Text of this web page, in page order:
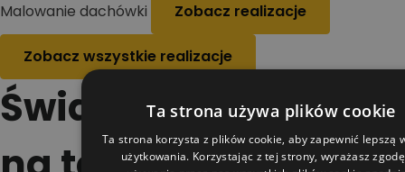
Malowanie dachówki Zobacz realizacje
Zobacz wszystkie realizacje
Świadczymy usługi
Ta strona używa plików cookie
Ta strona korzysta z plików cookie, aby zapewnić lepszą
użytkowania. Korzystając z tej strony, wyrażasz